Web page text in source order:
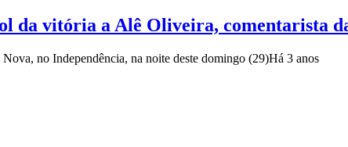
da vitória a Alê Oliveira, comentarista
no Independência, na noite deste domingo (29)Há 3 anos